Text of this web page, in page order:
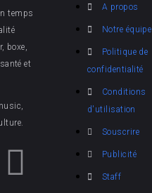
temps
boxe,
et
A propos
Notre équipe
Politique de
confidentialité
Conditions
d'utilisation
Souscrire
Publicité
Staff